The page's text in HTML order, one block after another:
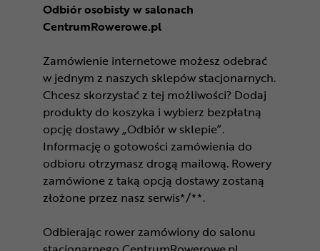
Odbiór osobisty w salonach
CentrumRowerowe.pl
Zamówienie internetowe możesz odebrać
w jednym z naszych sklepów stacjonarnych.
Chcesz skorzystać z tej możliwości? Dodaj
produkty do koszyka i wybierz bezpłatną
opcję dostawy „Odbiór w sklepie”.
Informację o gotowości zamówienia do
odbioru otrzymasz drogą mailową. Rowery
zamówione z taką opcją dostawy zostaną
złożone przez nasz serwis*/**.
Odbierając rower zamówiony do salonu